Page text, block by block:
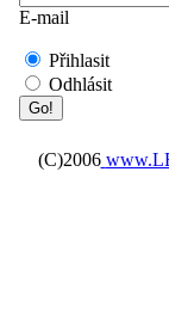
E-mail
Přihlasit
Odhlásit
(C)2006